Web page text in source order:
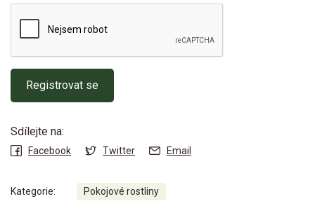
Registrovat se
Sdílejte na:
Facebook Twitter Email
Kategorie: Pokojové rostliny